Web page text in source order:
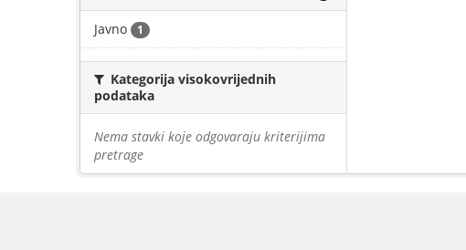
Javno 1
Kategorija visokovrijednih
podataka
Nema stavki koje odgovaraju kriterijima
pretrage